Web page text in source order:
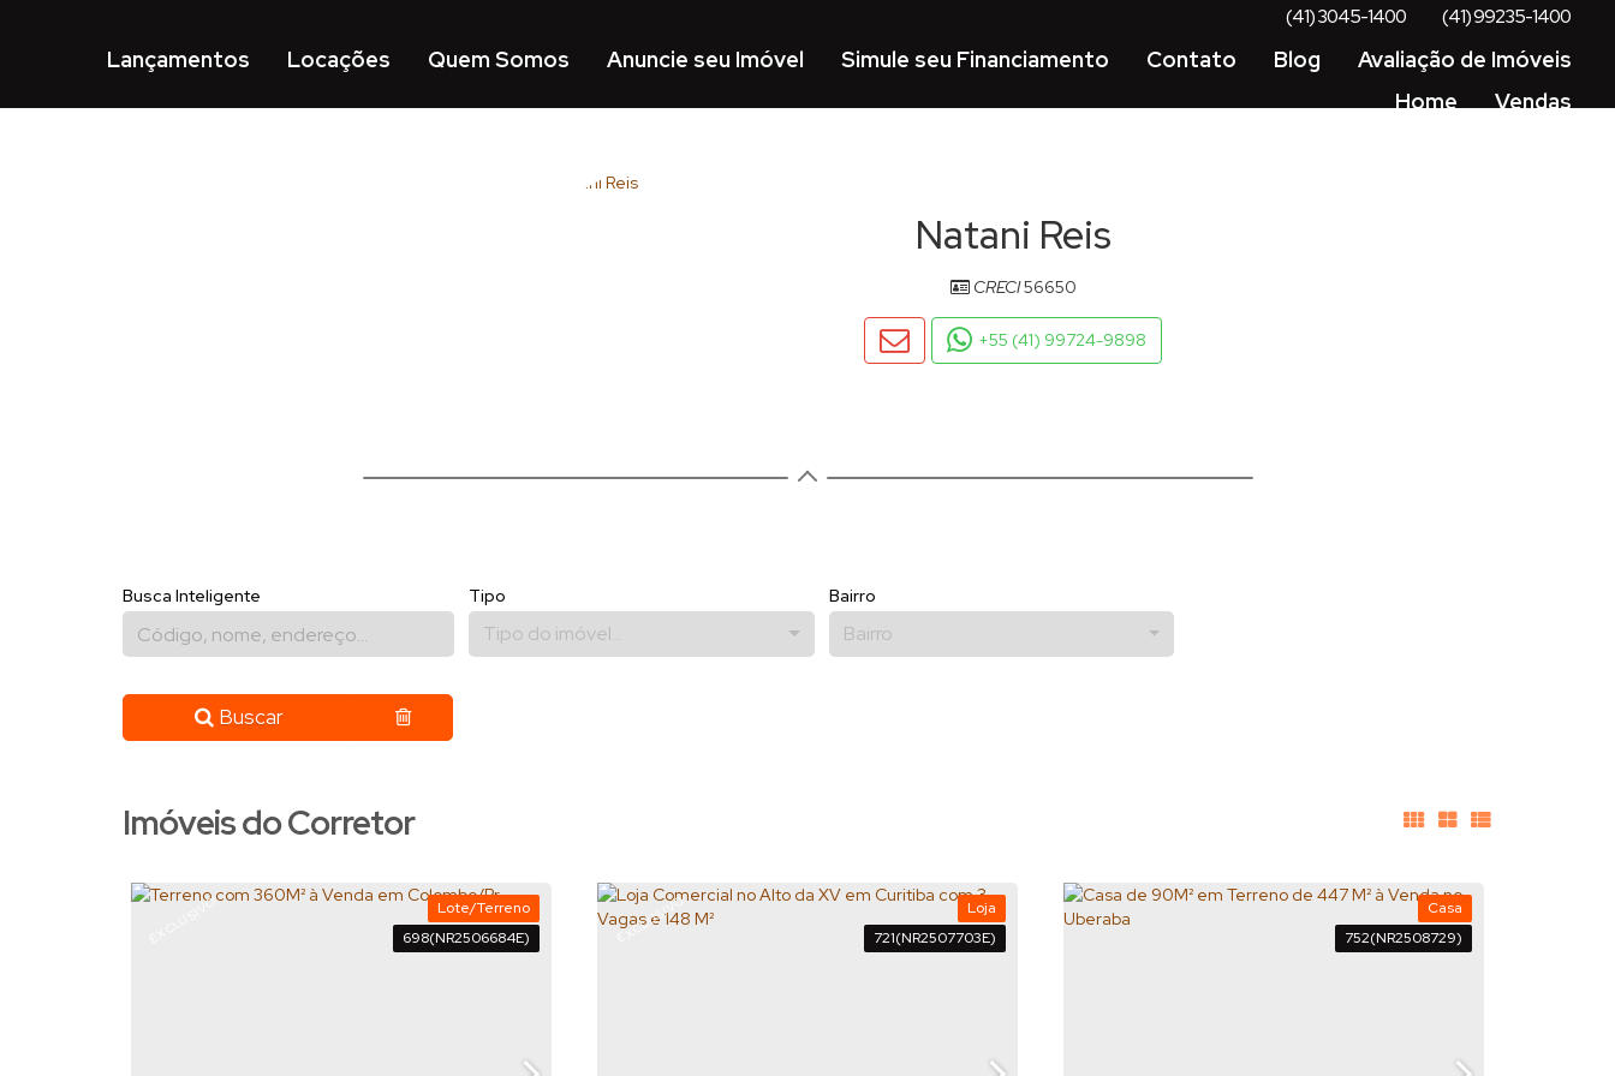
(41) 3045-1400 (41) 99235-1400
Avaliação de Imóveis
Blog
Contato
Simule seu Financiamento
Anuncie seu Imóvel
Quem Somos
Locações
Lançamentos
Vendas
Home
Natani Reis
CRECI56650
+55 (41) 99724-9898
Busca Inteligente Tipo
Tipo do imóvel...
Bairro
Bairro
Buscar
Imóveis do Corretor
EXCLUSIVO! 698(NR2506684E)
Lote/Terreno EXCLUSIVO 721(NR2507703E)
Loja
752(NR2508729)
Casa